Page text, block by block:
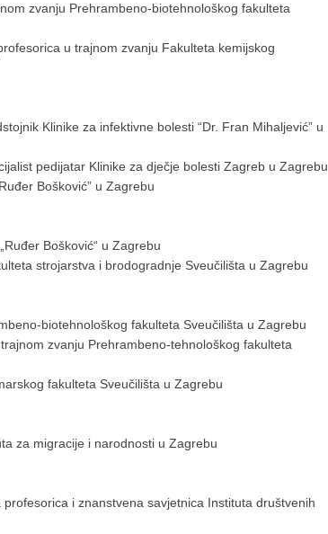
zvanju Prehrambeno-biotehnološkog fakulteta
u trajnom zvanju Fakulteta kemijskog
Klinike za infektivne bolesti “Dr. Fran Mihaljević” u
pedijatar Klinike za dječje bolesti Zagreb u Zagrebu
Bošković” u Zagrebu
Bošković“ u Zagrebu
strojarstva i brodogradnje Sveučilišta u Zagrebu
biotehnološkog fakulteta Sveučilišta u Zagrebu
zvanju Prehrambeno-tehnološkog fakulteta
fakulteta Sveučilišta u Zagrebu
za migracije i narodnosti u Zagrebu
i znanstvena savjetnica Instituta društvenih